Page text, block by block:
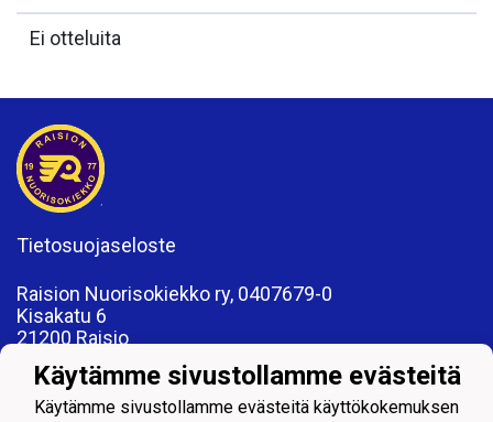
Ei otteluita
Tietosuojaseloste
Raision Nuorisokiekko ry, 0407679-0
Kisakatu 6
21200 Raisio
toimisto@rnk.fi
Käytämme sivustollamme evästeitä
Käytämme sivustollamme evästeitä käyttökokemuksen